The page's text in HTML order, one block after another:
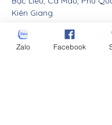
Kiên Giang.
Nội thất Linco giao hàng
thị xã tx, tp thành phố
Zalo Facebook